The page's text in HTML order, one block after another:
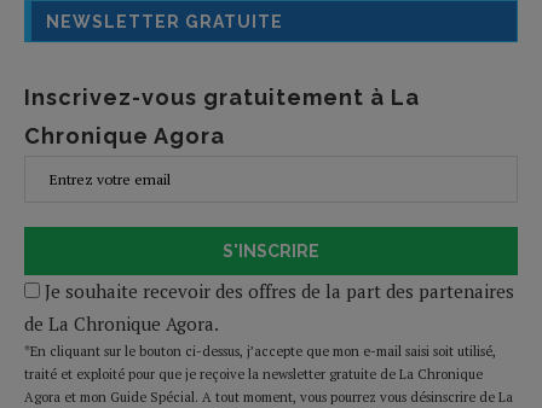
NEWSLETTER GRATUITE
Inscrivez-vous gratuitement à La
Chronique Agora
S'INSCRIRE
Je souhaite recevoir des offres de la part des partenaires
de La Chronique Agora.
*En cliquant sur le bouton ci-dessus, j’accepte que mon e-mail saisi soit utilisé,
traité et exploité pour que je reçoive la newsletter gratuite de La Chronique
Agora et mon Guide Spécial. A tout moment, vous pourrez vous désinscrire de La